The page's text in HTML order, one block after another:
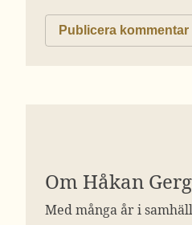
Om Håkan
Med många år i